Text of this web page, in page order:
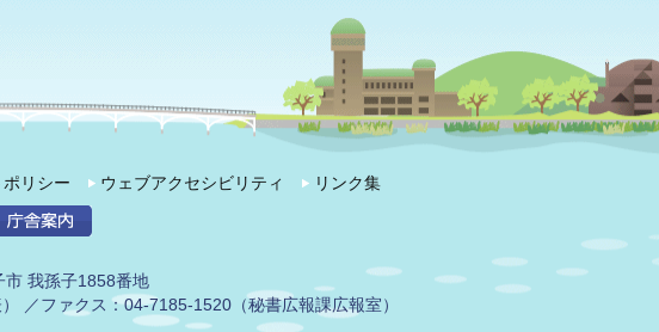
リシー ウェブアクセシビリティ リンク集
我孫子1858番地
／ファクス：04-7185-1520（秘書広報課広報室）